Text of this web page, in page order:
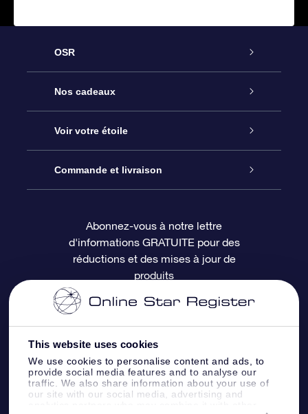
This website uses cookies
We use cookies to personalise content and ads, to
provide social media features and to analyse our
traffic. We also share information about your use of
our site with our social media, advertising and
OSR
Service
À propos de l’OSR
Nous contacter
Questions fréquemment posées
Revues
Nos cadeaux
Cadeau d’étoile en ligne
Coffret cadeau OSR
Carte cadeau OSR
Voir votre étoile
Registre des étoiles
Page d’accueil personnalisée
Appli Voler vers les étoiles
Commande et livraison
Informations de paiement
Informations d’expédition
Politique de retour
Constellations
Abonnez-vous à notre lettre
d'informations GRATUITE pour des
réductions et des mises à jour de
produits